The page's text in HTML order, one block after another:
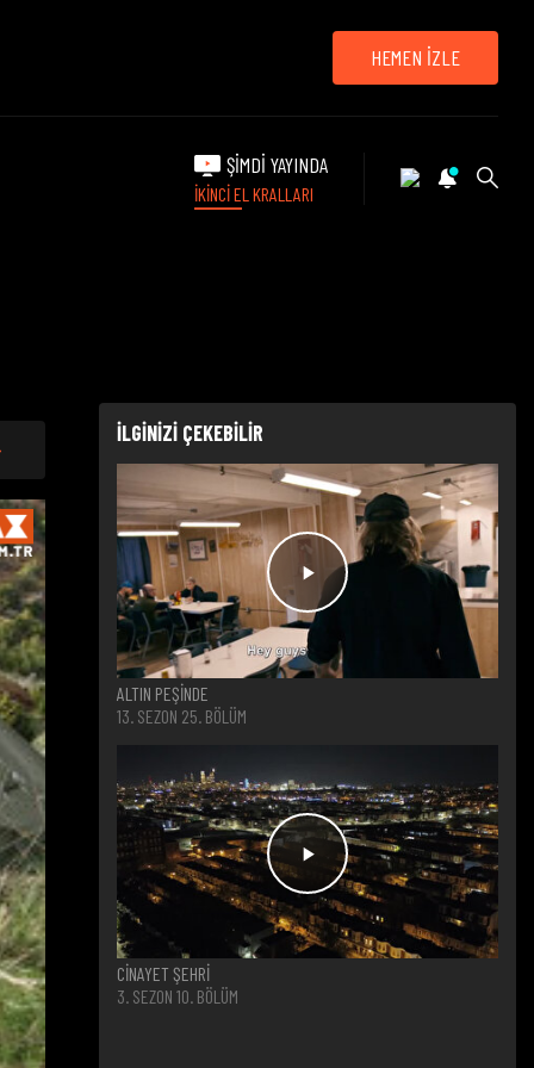
HEMEN İZLE
ŞİMDİ YAYINDA
İKİNCİ EL KRALLARI
İLGİNİZİ ÇEKEBİLİR
ALTIN PEŞİNDE
13. SEZON 25. BÖLÜM
CİNAYET ŞEHRİ
3. SEZON 10. BÖLÜM